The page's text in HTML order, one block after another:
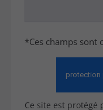
*Ces champs sont
Ce site est protégé